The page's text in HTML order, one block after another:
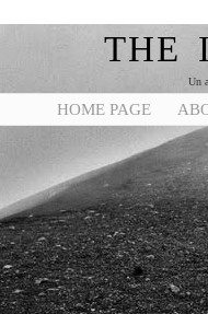
THE
Un
HOME PAGE